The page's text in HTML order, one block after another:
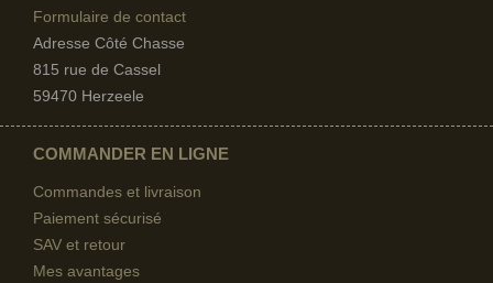
Formulaire de contact
Adresse Côté Chasse
815 rue de Cassel
59470 Herzeele
COMMANDER EN LIGNE
Commandes et livraison
Paiement sécurisé
SAV et retour
Mes avantages